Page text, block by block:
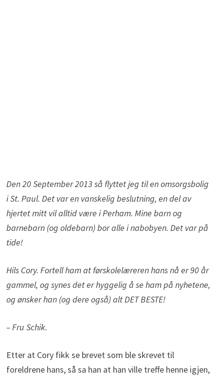
Den 20 September 2013 så flyttet jeg til en omsorgsbolig
i St. Paul. Det var en vanskelig beslutning, en del av
hjertet mitt vil alltid være i Perham. Mine barn og
barnebarn (og oldebarn) bor alle i nabobyen. Det var på
tide!
Hils Cory. Fortell ham at førskolelæreren hans nå er 90 år
gammel, og synes det er hyggelig å se ham på nyhetene,
og ønsker han (og dere også) alt DET BESTE!
– Fru Schik.
Etter at Cory fikk se brevet som ble skrevet til
foreldrene hans, så sa han at han ville treffe henne igjen,